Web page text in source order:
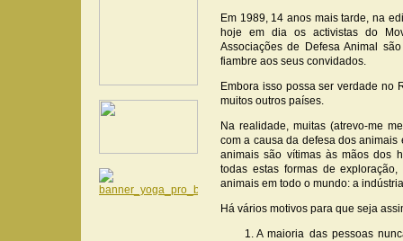
Em 1989, 14 anos mais tarde, na
hoje em dia os activistas do
Associações de Defesa Animal
fiambre aos seus convidados.
Embora isso possa ser verdade no
muitos outros países.
Na realidade, muitas (atrevo-me
com a causa da defesa dos
animais são vítimas às mãos dos
todas estas formas de
animais em todo o mundo: a
Há vários motivos para que seja
A maioria das pessoas